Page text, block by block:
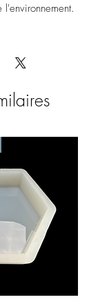
l'environnement.